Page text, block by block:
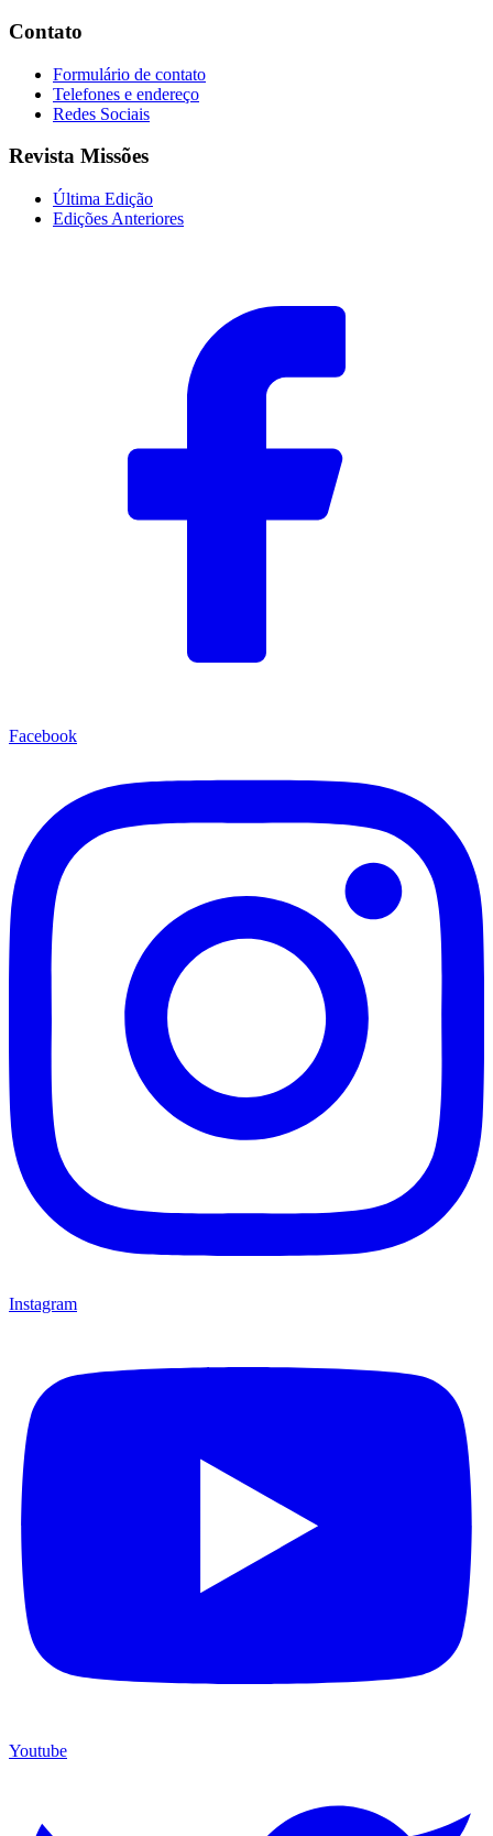
Contato
Formulário de contato
Telefones e endereço
Redes Sociais
Revista Missões
Última Edição
Edições Anteriores
Facebook
Instagram
Youtube